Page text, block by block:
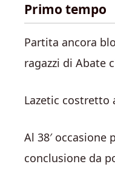
Primo tempo
Partita ancora
ragazzi di Abate
Lazetic costretto
Al 38′ occasione
conclusione da